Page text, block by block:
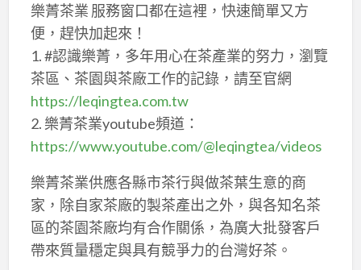
樂菁茶業 服務窗口都在這裡，快速簡單又方
便，趕快加起來！
1. #認識樂菁，多年用心在茶產業的努力，瀏覽
茶區、茶園與茶廠工作的記錄，請至官網
https://leqingtea.com.tw
2. 樂菁茶業youtube頻道：
https://www.youtube.com/@leqingtea/videos
樂菁茶業供應各縣市茶行與做茶葉生意的商
家，除自家茶廠的製茶產出之外，與各知名茶
區的茶園茶廠均有合作關係，為廣大批發客戶
帶來質量穩定與具有競爭力的台灣好茶。